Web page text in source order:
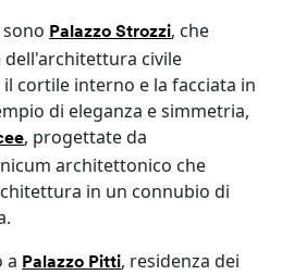
Palazzo Strozzi, che
dell'architettura civile
cortile interno e la facciata in
di eleganza e simmetria,
, progettate da
architettonico che
in un connubio di
a Palazzo Pitti, residenza dei